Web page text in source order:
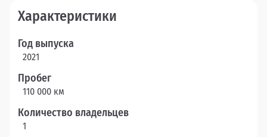
Характеристики
Год выпуска
2021
Пробег
110 000 км
Количество владельцев
1